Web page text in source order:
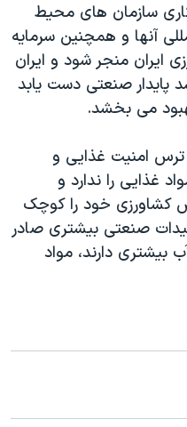
سازمان های محیط
آنها و همچنین سرمایه
ایران منجر شود و ایران
پایدار صنعتی دست یابد
می بخشد.
ترس امنیت غذایی و
غذایی را ندارد و
کشاورزی خود را کوچک
صنعتی بیشتری صادر
بیشتری دارند، مواد